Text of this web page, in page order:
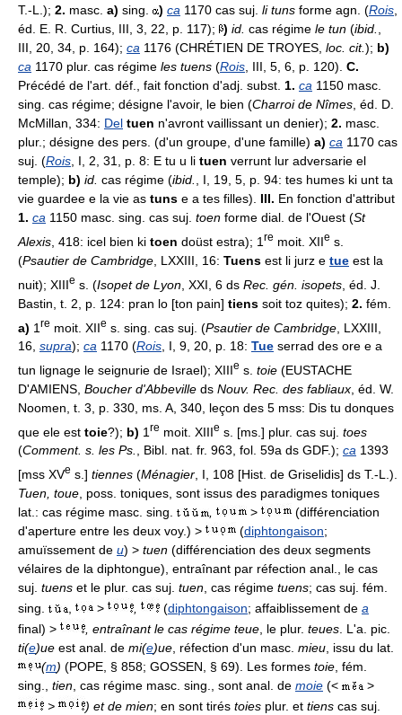
T.-L.); 2. masc. a) sing. ) ca 1170 cas suj. li tuns forme agn. (Rois
éd. E. R. Curtius, III, 3, 22, p. 117);
) id. cas régime le tun (ibid.
III, 20, 34, p. 164); ca 1176 (CHRÉTIEN DE TROYES, loc. cit.); b)
ca 1170 plur. cas régime les tuens (Rois , III, 5, 6, p. 120). C.
Précédé de l'art. déf., fait fonction d'adj. subst. 1. ca 1150 masc.
sing. cas régime; désigne l'avoir, le bien (Charroi de Nîmes , éd. D.
McMillan, 334: Del tuen n'avront vaillissant un denier); 2. masc.
plur.; désigne des pers. (d'un groupe, d'une famille) a) ca 1170 cas
suj. (Rois , I, 2, 31, p. 8: E tu u li tuen verrunt lur adversarie el
temple); b) id. cas régime (ibid.
, I, 19, 5, p. 94: tes humes ki unt ta
vie guardee e la vie as tuns e a tes filles). III. En fonction d'attribut
1. ca 1150 masc. sing. cas suj. toen forme dial. de l'Ouest (St
Alexis , 418: icel bien ki toen doüst estra); 1 re moit. XIIe s.
(Psautier de Cambridge , LXXIII, 16: Tuens est li jurz e tue est la
nuit); XIIIe s. (Isopet de Lyon , XXI, 6 ds Rec. gén. isopets , éd. J.
Bastin, t. 2, p. 124: pran lo [ton pain] tiens soit toz quites); 2. fém.
a) 1 re moit. XIIe s. sing. cas suj. (Psautier de Cambridge , LXXIII,
16, supra); ca 1170 (Rois , I, 9, 20, p. 18: Tue serrad des ore e a
tun lignage le seignurie de Israel); XIIIe s. toie (EUSTACHE
D'AMIENS, Boucher d'Abbeville ds Nouv. Rec. des fabliaux , éd. W.
Noomen, t. 3, p. 330, ms. A, 340, leçon des 5 mss: Dis tu donques
que ele est toie?); b) 1 re moit. XIIIe s. [ms.] plur. cas suj. toes
(Comment. s. les Ps., Bibl. nat. fr. 963, fol. 59a ds GDF.); ca 1393
[mss XVe s.] tiennes (Ménagier , I, 108 [Hist. de Griselidis] ds T.-L.).
Tuen, toue , poss. toniques, sont issus des paradigmes toniques
lat.: cas régime masc. sing.
>
(différenciation
d'aperture entre les deux voy.) >
(diphtongaison;
amuïssement de u) > tuen (différenciation des deux segments
vélaires de la diphtongue), entraînant par réfection anal., le cas
suj. tuens et le plur. cas suj. tuen , cas régime tuens; cas suj. fém.
sing.
> (diphtongaison; affaiblissement de a
final) >
, entraînant le cas régime teue , le plur. teues . L'a. pic.
ti(e)ue est anal. de mi(e)ue , réfection d'un masc. mieu , issu du lat.
(m) (POPE, § 858; GOSSEN, § 69). Les formes toie , fém.
sing., tien , cas régime masc. sing., sont anal. de moie (<
>
>
) et de mien; en sont tirés toies plur. et tiens cas suj.